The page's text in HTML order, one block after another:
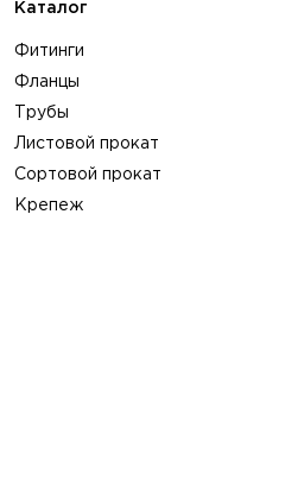
Каталог
Фитинги
Фланцы
Трубы
Листовой прокат
Сортовой прокат
Крепеж